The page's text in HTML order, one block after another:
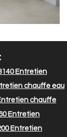
Entretien
chauffe eau
chauffe
Entretien
Entretien